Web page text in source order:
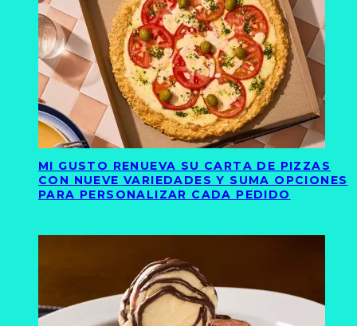
MI GUSTO RENUEVA SU CARTA DE PIZZAS
CON NUEVE VARIEDADES Y SUMA OPCIONES
PARA PERSONALIZAR CADA PEDIDO